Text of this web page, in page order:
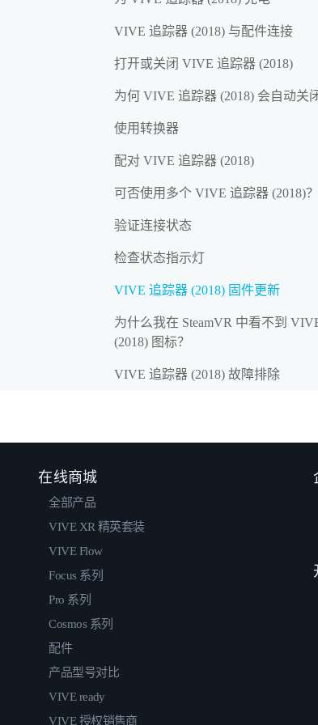
VIVE 追踪器 (2018) 与配件连接
打开或关闭 VIVE 追踪器 (2018)
为何 VIVE 追踪器 (2018) 会自动关
使用转换器
配对 VIVE 追踪器 (2018)
可否使用多个 VIVE 追踪器 (2018)？
验证连接状态
检查状态指示灯
VIVE 追踪器 (2018) 固件更新
为什么我在 SteamVR 中看不到
(2018) 图标？
VIVE 追踪器 (2018) 故障排除
在线商城
全部产品
VIVE XR 精英套装
VIVE Flow
Focus 系列
Pro 系列
Cosmos 系列
配件
产品型号对比
VIVE ready
VIVE 授权销售商